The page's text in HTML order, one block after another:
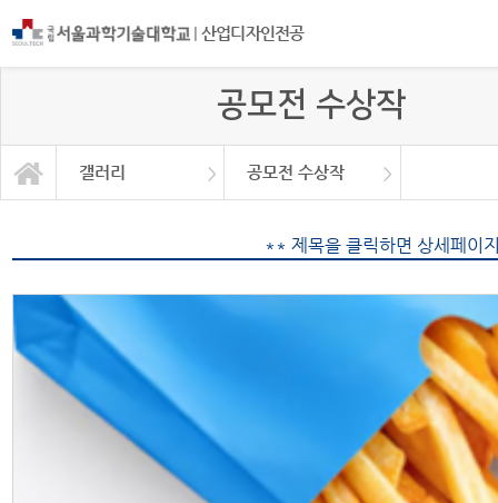
| 산업디자인전공
공모전 수상작
갤러리 공모전 수상작
프로그램 소개
교육과정
대학원
연구소
커뮤니티
갤러리
학과소식
졸업전시
공모전 수상작
** 제목을 클릭하면 상세페이